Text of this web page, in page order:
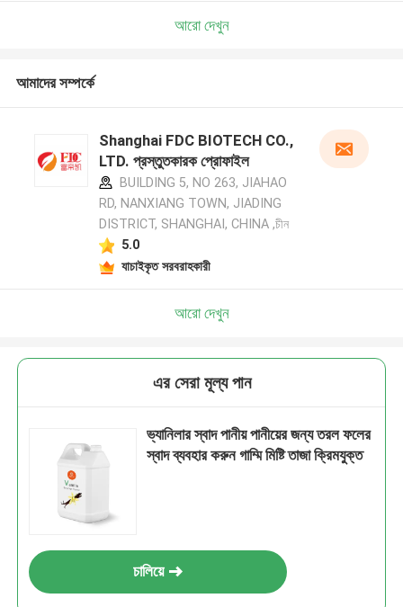
আরো দেখুন
আমাদের সম্পর্কে
Shanghai FDC BIOTECH CO.,
LTD. প্রস্তুতকারক প্রোফাইল
BUILDING 5, NO 263, JIAHAO
RD, NANXIANG TOWN, JIADING
DISTRICT, SHANGHAI, CHINA ,চীন
5.0
যাচাইকৃত সরবরাহকারী
আরো দেখুন
এর সেরা মূল্য পান
ভ্যানিলার স্বাদ পানীয় পানীয়ের জন্য তরল ফলের
স্বাদ ব্যবহার করুন গাম্মি মিষ্টি তাজা ক্রিমযুক্ত
চালিয়ে